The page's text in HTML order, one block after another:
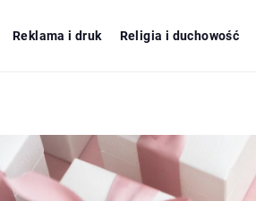
Reklama i druk Religia i duchowość